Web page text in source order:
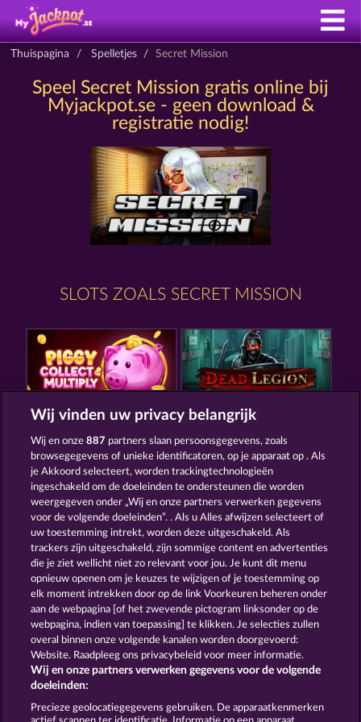
Thuispagina Spelletjes Secret Mission
Speel Secret Mission gratis online bij
Myjackpot.se - geen download &
registratie nodig!
SLOTS ZOALS SECRET MISSION
PIGGY COLLECT MULTIPLY DEAD LEGION
SUPER PIGGY COINS ROMAN LEGION
Algemene voorwaarden Privacyverklaring
Colofon Bedrijf FAQ
Partnerprogramma Facebook
Terugbetalingsverzoek indienen
Wij vinden uw privacy belangrijk
Wij en onze887 partners slaan persoonsgegevens, zoals
browsegegevens of unieke identificatoren, op je apparaat op . Als
je Akkoord selecteert, worden trackingtechnologieën
ingeschakeld om de doeleinden te ondersteunen die worden
weergegeven onder „Wij en onze partners verwerken gegevens
voor de volgende doeleinden”. . Als u Alles afwijzen selecteert of
uw toestemming intrekt, worden deze uitgeschakeld. Als
trackers zijn uitgeschakeld, zijn sommige content en advertenties
die je ziet wellicht niet zo relevant voor jou. Je kunt dit menu
opnieuw openen om je keuzes te wijzigen of je toestemming op
elk moment intrekken door op de link Voorkeuren beheren onder
aan de webpagina [of het zwevende pictogram linksonder op de
webpagina, indien van toepassing] te klikken. Je selecties zullen
overal binnen onze volgende kanalen worden doorgevoerd:
Website. Raadpleeg ons privacybeleid voor meer informatie.
Wij en onze partners verwerken gegevens voor de volgende
doeleinden:
Precieze geolocatiegegevens gebruiken. De apparaatkenmerken